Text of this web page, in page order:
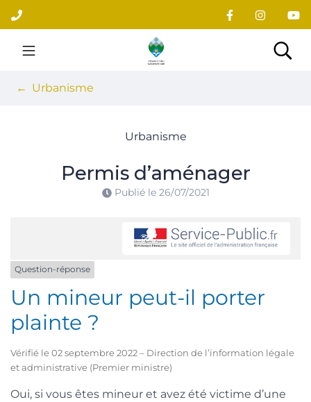
Aller
au
contenu
Site officiel du village
Urbanisme
Urbanisme
Permis d’aménager
Publié le 26/07/2021
Question-réponse
Un mineur peut-il porter
plainte ?
Vérifié le 02 septembre 2022 – Direction de l’information légale
et administrative (Premier ministre)
Oui, si vous êtes mineur et avez été victime d’une